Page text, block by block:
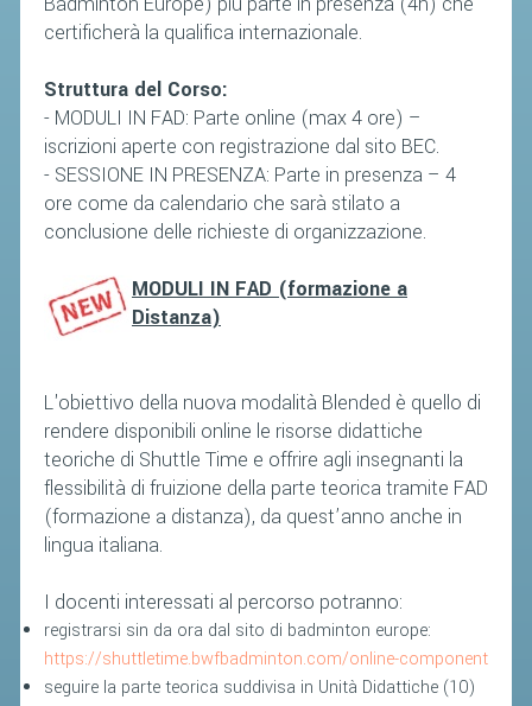
certificherà la qualifica internazionale.
Struttura del Corso:
- MODULI IN FAD: Parte online (max 4 ore) –
iscrizioni aperte con registrazione dal sito BEC.
- SESSIONE IN PRESENZA: Parte in presenza – 4
ore come da calendario che sarà stilato a
conclusione delle richieste di organizzazione.
MODULI IN FAD (formazione a
Distanza)
L'obiettivo della nuova modalità Blended è quello di
rendere disponibili online le risorse didattiche
teoriche di Shuttle Time e offrire agli insegnanti la
flessibilità di fruizione della parte teorica tramite FAD
(formazione a distanza), da quest’anno anche in
lingua italiana.
I docenti interessati al percorso potranno:
registrarsi sin da ora dal sito di badminton europe:
https://shuttletime.bwfbadminton.com/online-component
seguire la parte teorica suddivisa in Unità Didattiche (10)
ALBO D'ORO CAMPIONATI ITALIANI
EVENTI INTERNAZIONALI
CLASSIFICHE NAZIONALI
CLASSIFICHE 2013-2020
MODULI
UFFICIALI DI GARA
PARA BADMINTON
L'ATTIVITÀ
REGOLAMENTI
GARE
STAFF TECNICO